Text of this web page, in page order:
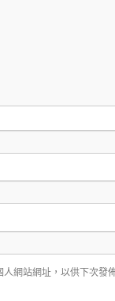
網站網址，以供下次發